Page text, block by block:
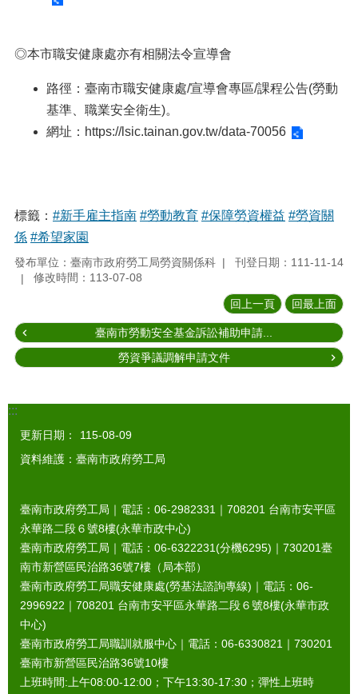
◎本市職安健康處亦有相關法令宣導會
路徑：臺南市職安健康處/宣導會專區/課程公告(勞動
基準、職業安全衛生)。
網址： https://lsic.tainan.gov.tw/data-70056
標籤： #新手雇主指南 #勞動教育 #保障勞資權益 #勞資關
係 #希望家園
發布單位：臺南市政府勞工局勞資關係科
刊登日期：111-11-14
修改時間：113-07-08
回上一頁 回最上面
臺南市勞動安全基金訴訟補助申請...
勞資爭議調解申請文件
:::
更新日期：
115-08-09
資料維護：臺南市政府勞工局
臺南市政府勞工局｜電話：06-2982331｜ 708201 台南市安平區
永華路二段６號8樓(永華市政中心)
臺南市政府勞工局｜電話：06-6322231(分機6295)｜ 730201臺
南市新營區民治路36號7樓（局本部）
臺南市政府勞工局職安健康處(勞基法諮詢專線)｜電話：06-
2996922｜ 708201 台南市安平區永華路二段６號8樓(永華市政
中心)
臺南市政府勞工局職訓就服中心｜電話：06-6330821｜ 730201
臺南市新營區民治路36號10樓
上班時間:上午08:00-12:00；下午13:30-17:30；彈性上班時